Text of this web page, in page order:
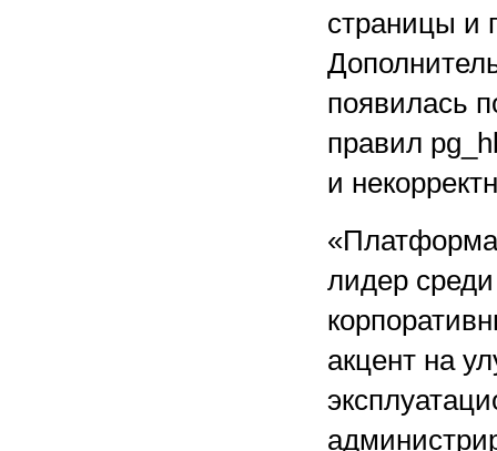
страницы и
появилась
правил
и
«Платформа
лидер
акцент на